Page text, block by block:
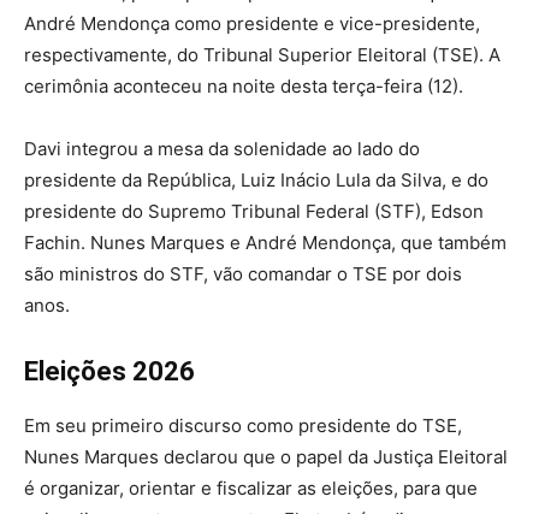
André Mendonça como presidente e vice-presidente,
respectivamente, do Tribunal Superior Eleitoral (TSE). A
cerimônia aconteceu na noite desta terça-feira (12).
Davi integrou a mesa da solenidade ao lado do
presidente da República, Luiz Inácio Lula da Silva, e do
presidente do Supremo Tribunal Federal (STF), Edson
Fachin. Nunes Marques e André Mendonça, que também
são ministros do STF, vão comandar o TSE por dois
anos.
Eleições 2026
Em seu primeiro discurso como presidente do TSE,
Nunes Marques declarou que o papel da Justiça Eleitoral
é organizar, orientar e fiscalizar as eleições, para que